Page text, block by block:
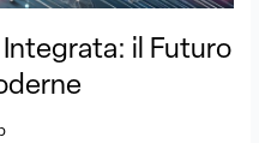
il Futuro